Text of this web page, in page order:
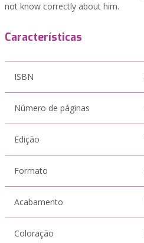
not know correctly about him.
Características
ISBN
Número de páginas
Edição
Formato
Acabamento
Coloração